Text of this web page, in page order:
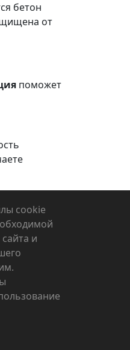
бетон
от
поможет
cookie
и